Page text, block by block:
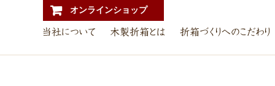
オンラインショップ